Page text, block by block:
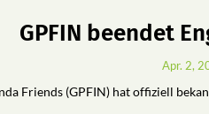
GPFIN beendet
Apr. 2,
Friends (GPFIN) hat offiziell